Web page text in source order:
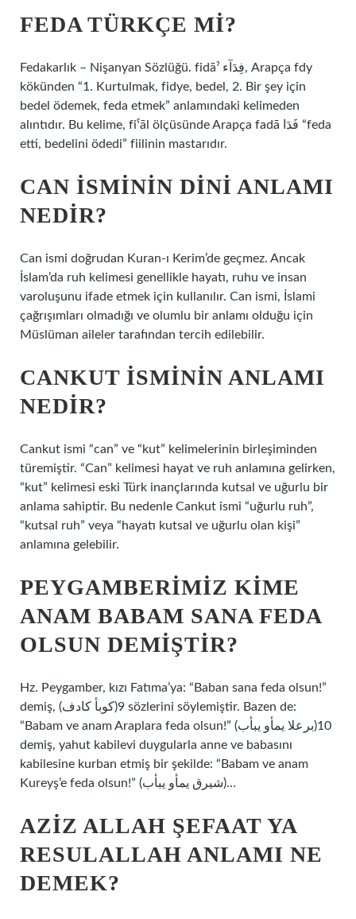
FEDA TÜRKÇE MI?
Fedakarlık – Nişanyan Sözlüğü. fidāˀ فِدَآء, Arapça fdy
kökünden “1. Kurtulmak, fidye, bedel, 2. Bir şey için
bedel ödemek, feda etmek” anlamındaki kelimeden
alıntıdır. Bu kelime, fiˁāl ölçüsünde Arapça fadā فَدَا “feda
etti, bedelini ödedi” fiilinin mastarıdır.
CAN ISMININ DINI ANLAMI
NEDIR?
Can ismi doğrudan Kuran-ı Kerim’de geçmez. Ancak
İslam’da ruh kelimesi genellikle hayatı, ruhu ve insan
varoluşunu ifade etmek için kullanılır. Can ismi, İslami
çağrışımları olmadığı ve olumlu bir anlamı olduğu için
Müslüman aileler tarafından tercih edilebilir.
CANKUT ISMININ ANLAMI
NEDIR?
Cankut ismi “can” ve “kut” kelimelerinin birleşiminden
türemiştir. “Can” kelimesi hayat ve ruh anlamına gelirken,
“kut” kelimesi eski Türk inançlarında kutsal ve uğurlu bir
anlama sahiptir. Bu nedenle Cankut ismi “uğurlu ruh”,
“kutsal ruh” veya “hayatı kutsal ve uğurlu olan kişi”
anlamına gelebilir.
PEYGAMBERIMIZ KIME
ANAM BABAM SANA FEDA
OLSUN DEMIŞTIR?
Hz. Peygamber, kızı Fatıma’ya: “Baban sana feda olsun!”
demiş, (كوبأ كادف)9 sözlerini söylemiştir. Bazen de:
“Babam ve anam Araplara feda olsun!” (برعلا يمأو يبأب)10
demiş, yahut kabilevi duygularla anne ve babasını
kabilesine kurban etmiş bir şekilde: “Babam ve anam
Kureyş’e feda olsun!” (شيرق يمأو يبأب)…
AZIZ ALLAH ŞEFAAT YA
RESULALLAH ANLAMI NE
DEMEK?